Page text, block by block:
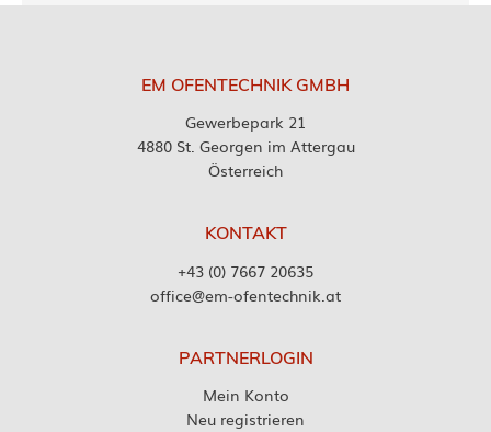
EM OFENTECHNIK GMBH
Gewerbepark 21
4880 St. Georgen im Attergau
Österreich
KONTAKT
+43 (0) 7667 20635
office@em-ofentechnik.at
PARTNERLOGIN
Mein Konto
Neu registrieren